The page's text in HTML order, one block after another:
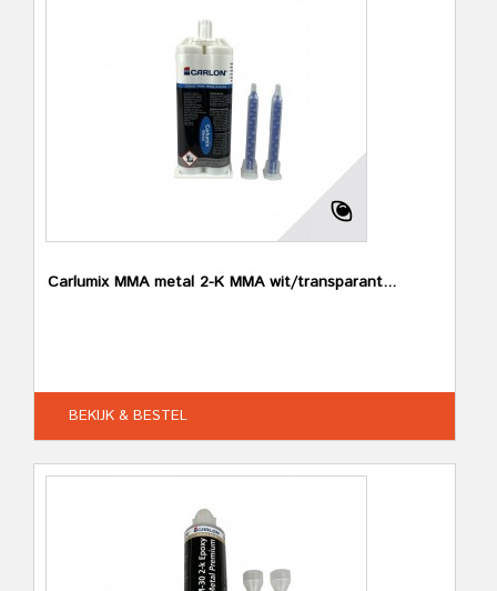
Carlumix MMA metal 2-K MMA wit/transparant...
BEKIJK & BESTEL